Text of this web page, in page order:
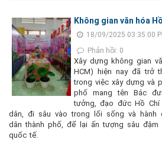
Không gian văn hóa
18/09/2025 03:35:00
Phản hồi: 0
Xây dựng không gian
HCM) hiện nay đã trở
trong việc xây dựng và
phố mang tên Bác
tưởng, đạo đức Hồ
dân, đi sâu vào trong lối sống và hành
dân thành phố, để lại ấn tượng sâu
quốc tế.